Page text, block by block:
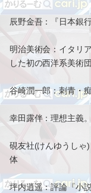
辰野金吾：『日本銀
明治美術会：イタリ
した初の西洋系美術
谷崎潤一郎：刺青・
幸田露伴：理想主義
硯友社(けんゆうしゃ
体
坪内逍遥：評論『小